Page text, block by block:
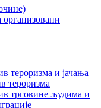
организовани
тероризма и јачања
тероризма
трговине људима и